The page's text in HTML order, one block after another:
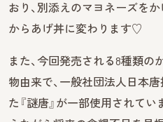
おり、別添えのマヨネーズを
からあげ丼に変わります♡
また、今回発売される8種類の
物由来で、一般社団法人日本
た『謎唐』が一部使用されて